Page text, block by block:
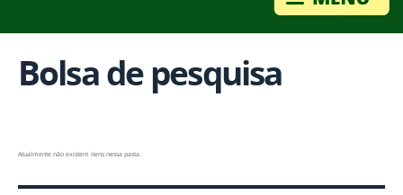
Bolsa de pesquisa
Atualmente não existem itens nessa pasta.